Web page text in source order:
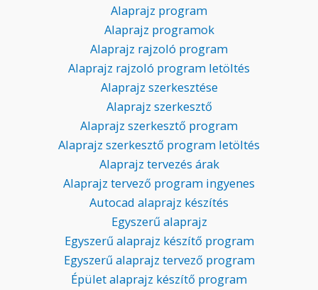
Alaprajz program
Alaprajz programok
Alaprajz rajzoló program
Alaprajz rajzoló program letöltés
Alaprajz szerkesztése
Alaprajz szerkesztő
Alaprajz szerkesztő program
Alaprajz szerkesztő program letöltés
Alaprajz tervezés árak
Alaprajz tervező program ingyenes
Autocad alaprajz készítés
Egyszerű alaprajz
Egyszerű alaprajz készítő program
Egyszerű alaprajz tervező program
Épület alaprajz készítő program